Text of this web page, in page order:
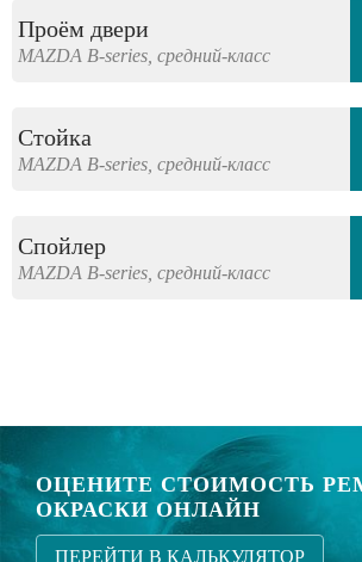
Проём двери
MAZDA B-series, средний-класс
Стойка
MAZDA B-series, средний-класс
Спойлер
MAZDA B-series, средний-класс
ОЦЕНИТЕ СТОИМОСТЬ
ОКРАСКИ ОНЛАЙН
ПЕРЕЙТИ В КАЛЬКУЛЯТОР